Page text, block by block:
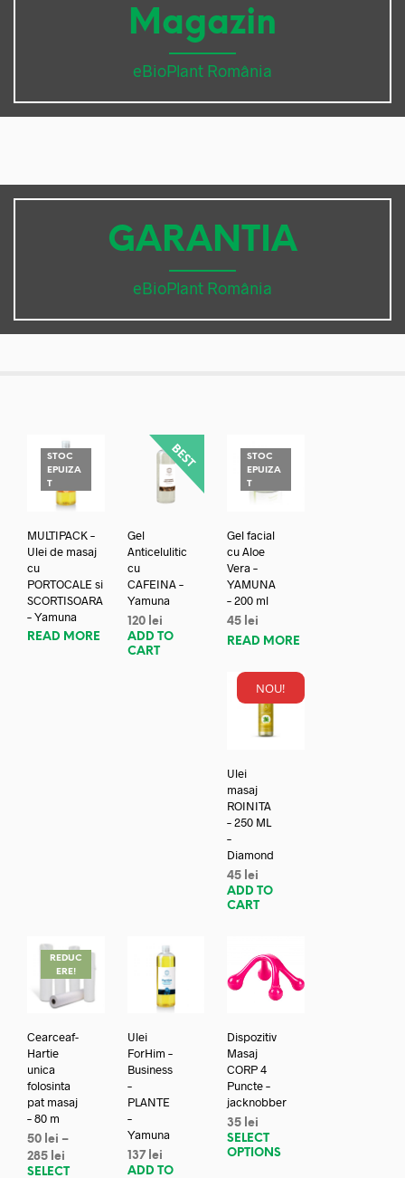
Magazin
eBioPlant România
GARANTIA
eBioPlant România
STOC
EPUIZA
T
MULTIPACK –
Ulei de masaj
cu
PORTOCALE si
SCORTISOARA
– Yamuna
READ MORE
Gel
Anticelulitic
cu
CAFEINA –
Yamuna
120 lei
ADD TO
CART
STOC
EPUIZA
T
Gel facial
cu Aloe
Vera –
YAMUNA
– 200 ml
45 lei
READ MORE
NOU!
Ulei
masaj
ROINITA
– 250 ML
–
Diamond
45 lei
ADD TO
CART
REDUC
ERE!
Cearceaf-
Hartie
unica
folosinta
pat masaj
– 80 m
50 lei –
285 lei
SELECT
Ulei
ForHim –
Business
–
PLANTE
–
Yamuna
137 lei
ADD TO
Dispozitiv
Masaj
CORP 4
Puncte –
jacknobber
35 lei
SELECT
OPTIONS